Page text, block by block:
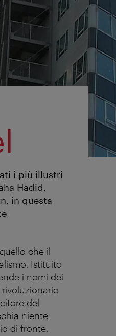
i più illustri
Hadid,
in questa
che il
Istituito
i nomi dei
del
niente
di fronte.